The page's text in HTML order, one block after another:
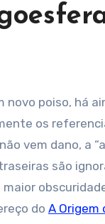
novo poiso, há
os
vem dano, a
são
do A Origem